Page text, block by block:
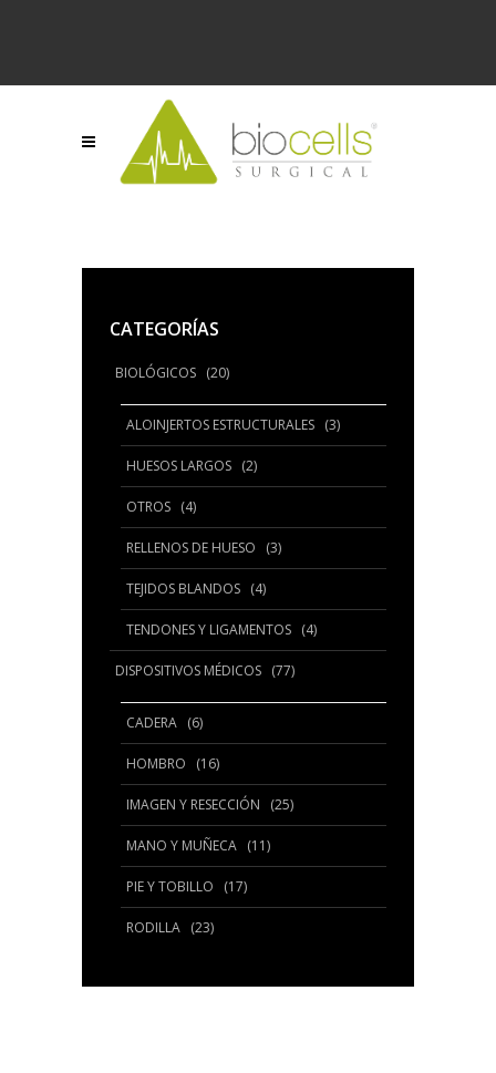
CATEGORÍAS
BIOLÓGICOS (20)
ALOINJERTOS ESTRUCTURALES (3)
HUESOS LARGOS (2)
OTROS (4)
RELLENOS DE HUESO (3)
TEJIDOS BLANDOS (4)
TENDONES Y LIGAMENTOS (4)
DISPOSITIVOS MÉDICOS (77)
CADERA (6)
HOMBRO (16)
IMAGEN Y RESECCIÓN (25)
MANO Y MUÑECA (11)
PIE Y TOBILLO (17)
RODILLA (23)